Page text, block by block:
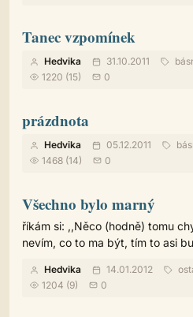
Tanec vzpomínek
Hedvika 31.10.2011
1220 (15)
0
prázdnota
Hedvika 05.12.2011
1468 (14)
0
Všechno bylo marný
říkám si: ,,Něco (hodně) tomu
nevím, co to ma být, tím to asi
Hedvika 14.01.2012
1204 (9)
0